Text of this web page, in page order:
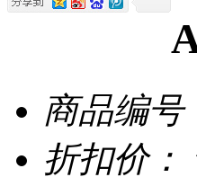
商品编号
折扣价：